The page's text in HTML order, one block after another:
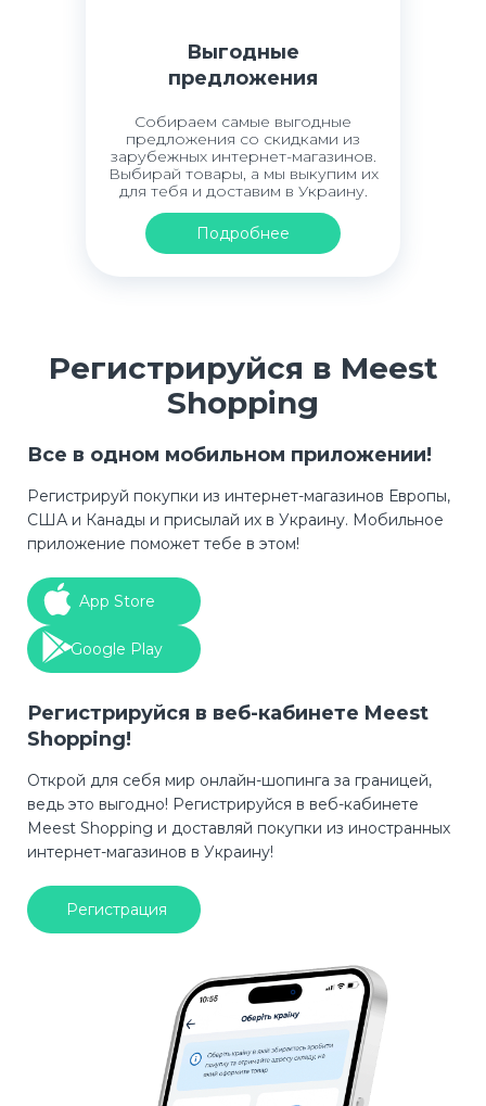
Выгодные
предложения
Собираем самые выгодные
предложения со скидками из
зарубежных интернет-магазинов.
Выбирай товары, а мы выкупим их
для тебя и доставим в Украину.
Подробнее
Регистрируйся в Meest
Shopping
Все в одном мобильном приложении!
Регистрируй покупки из интернет-магазинов Европы,
США и Канады и присылай их в Украину. Мобильное
приложение поможет тебе в этом!
App Store
Google Play
Регистрируйся в веб-кабинете Meest
Shopping!
Открой для себя мир онлайн-шопинга за границей,
ведь это выгодно! Регистрируйся в веб-кабинете
Meest Shopping и доставляй покупки из иностранных
интернет-магазинов в Украину!
Регистрация